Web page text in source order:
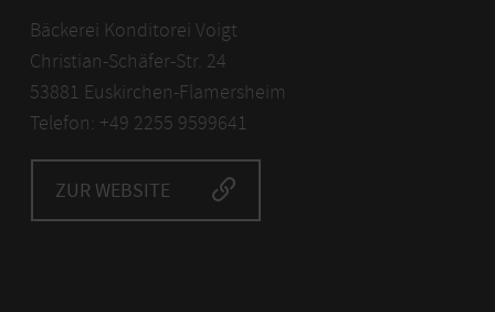
Bäckerei Konditorei Voigt
Christian-Schäfer-Str. 24
53881 Euskirchen-Flamersheim
Telefon: +49 2255 9599641
ZUR WEBSITE